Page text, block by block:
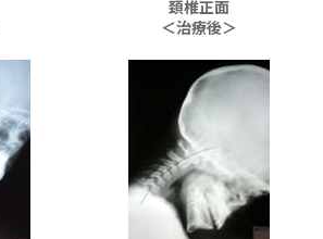
頚椎正面
＜治療後＞